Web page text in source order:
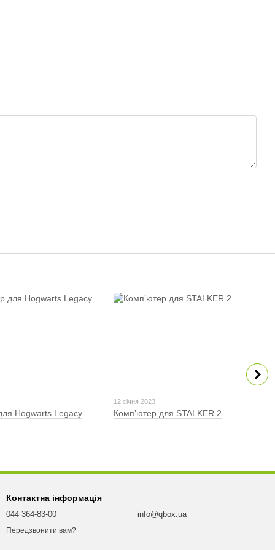
Hogwarts Legacy
12 січня 2023
Компʼютер для STALKER 2
Контактна інформація
044 364-83-00
Передзвонити вам?
info@qbox.ua